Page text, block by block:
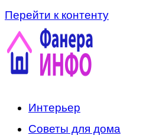
Перейти к контенту
Интерьер
Советы для дома